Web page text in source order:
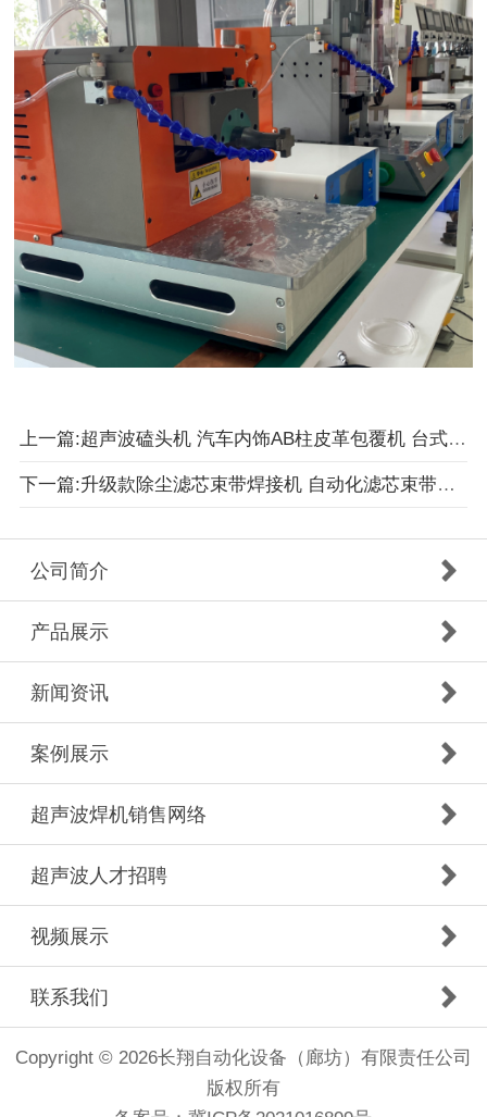
上一篇:超声波磕头机 汽车内饰AB柱皮革包覆机 台式超声波点焊机 超声波磕头式焊接机
下一篇:升级款除尘滤芯束带焊接机 自动化滤芯束带焊接机
公司简介
产品展示
新闻资讯
案例展示
超声波焊机销售网络
超声波人才招聘
视频展示
联系我们
Copyright © 2026长翔自动化设备（廊坊）有限责任公司
版权所有